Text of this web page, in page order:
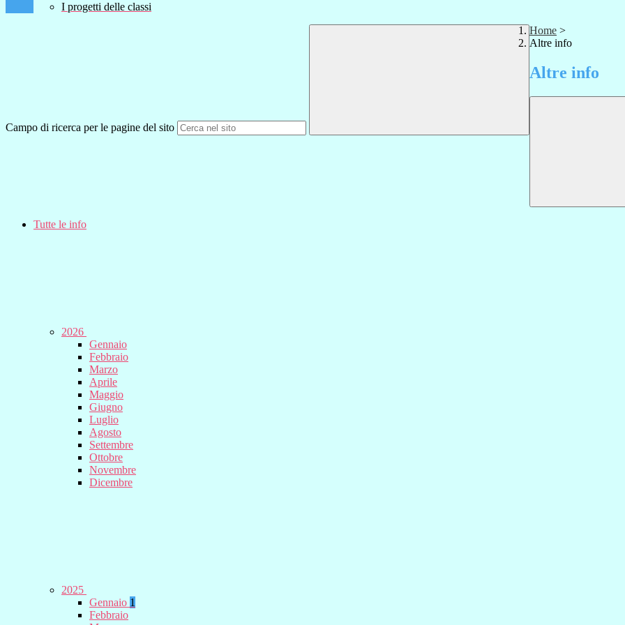
I progetti delle classi
Campo di ricerca per le pagine del sito
Home >
Altre info
Altre info
Tutte le info
2026
Gennaio
Febbraio
Marzo
Aprile
Maggio
Giugno
Luglio
Agosto
Settembre
Ottobre
Novembre
Dicembre
2025
Gennaio 1
Febbraio